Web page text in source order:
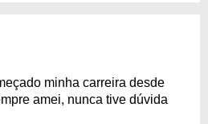
minha carreira desde
amei, nunca tive dúvida